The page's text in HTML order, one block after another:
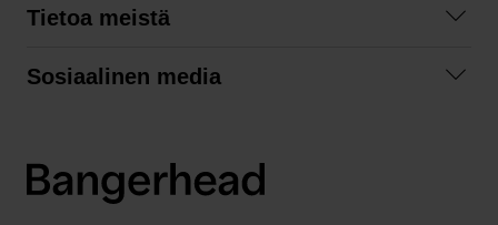
Tilausehdot
Tietoa meistä
Sosiaalinen media
LinkedIn